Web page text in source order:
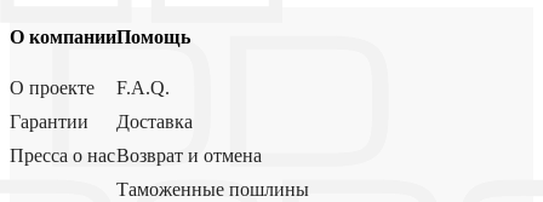
О компании
О проекте
Гарантии
Пресса о нас
Помощь
F.A.Q.
Доставка
Возврат и отмена
Таможенные пошлины